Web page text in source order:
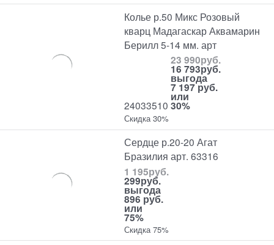
Колье р.50 Микс Розовый
кварц Мадагаскар Аквамарин
Берилл 5-14 мм. арт
24033510
23 990руб.
16 793руб.
выгода
7 197 руб.
или
30%
Скидка 30%
Сердце р.20-20 Агат
Бразилия арт. 63316
1 195руб.
299руб.
выгода
896 руб.
или
75%
Скидка 75%